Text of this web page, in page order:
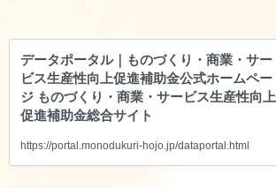
データポータル｜ものづくり・商業・サー
ビス生産性向上促進補助金公式ホームペー
ジ ものづくり・商業・サービス生産性向上
促進補助金総合サイト
https://portal.monodukuri-hojo.jp/dataportal.html